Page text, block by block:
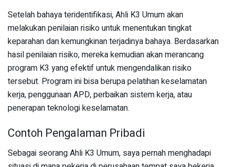
Setelah bahaya teridentifikasi, Ahli K3 Umum akan
melakukan penilaian risiko untuk menentukan tingkat
keparahan dan kemungkinan terjadinya bahaya. Berdasarkan
hasil penilaian risiko, mereka kemudian akan merancang
program K3 yang efektif untuk mengendalikan risiko
tersebut. Program ini bisa berupa pelatihan keselamatan
kerja, penggunaan APD, perbaikan sistem kerja, atau
penerapan teknologi keselamatan.
Contoh Pengalaman Pribadi
Sebagai seorang Ahli K3 Umum, saya pernah menghadapi